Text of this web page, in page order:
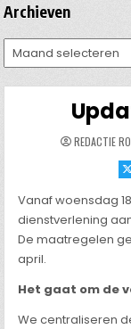
Archieven
Archieven
REDACTIE
Vanaf woensdag
dienstverlening
De maatregelen
april.
Het gaat om de
We centraliseren